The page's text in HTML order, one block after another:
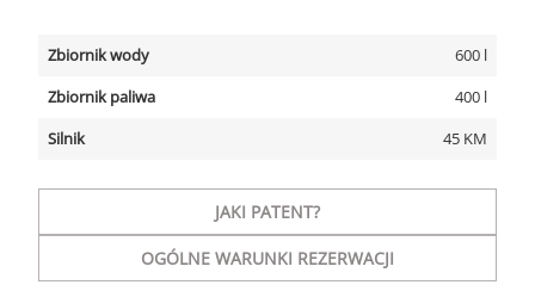
Zbiornik wody
600 l
Zbiornik paliwa
400 l
Silnik
45 KM
JAKI PATENT?
OGÓLNE WARUNKI REZERWACJI